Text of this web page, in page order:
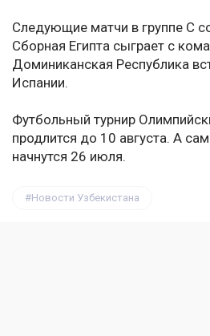
Следующие матчи в группе С
Сборная Египта сыграет с
Доминиканская Республика
Испании.
Футбольный турнир
продлится до 10 августа. А
начнутся 26 июля.
Новости Узбекистана